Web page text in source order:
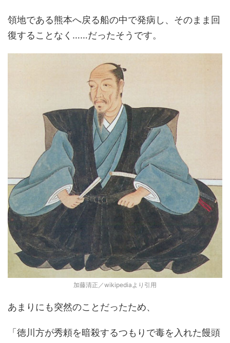
領地である熊本へ戻る船の中で発病し、そのまま回
復することなく……だったそうです。
加藤清正／wikipediaより引用
あまりにも突然のことだったため、
「徳川方が秀頼を暗殺するつもりで毒を入れた饅頭